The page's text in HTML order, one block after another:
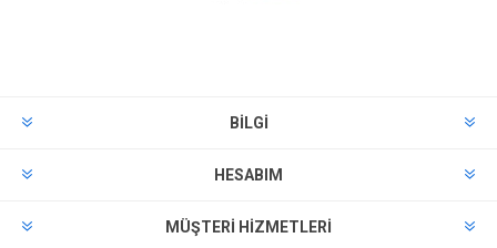
BILGI
HESABIM
MÜŞTERI HIZMETLERI